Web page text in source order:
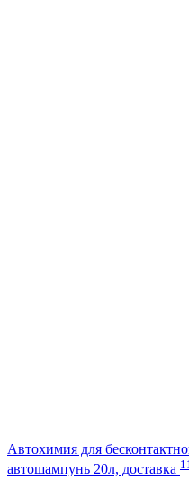
Автохимия для
автошампунь 20л, доставка 11